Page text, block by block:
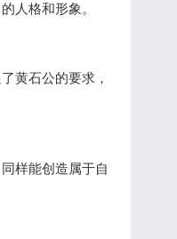
人格和形象。
黄石公的要求，
样能创造属于自